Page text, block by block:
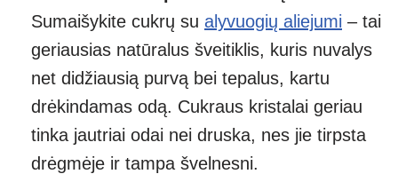
Sumaišykite cukrų su alyvuogių aliejumi – tai
geriausias natūralus šveitiklis, kuris nuvalys
net didžiausią purvą bei tepalus, kartu
drėkindamas odą. Cukraus kristalai geriau
tinka jautriai odai nei druska, nes jie tirpsta
drėgmėje ir tampa švelnesni.